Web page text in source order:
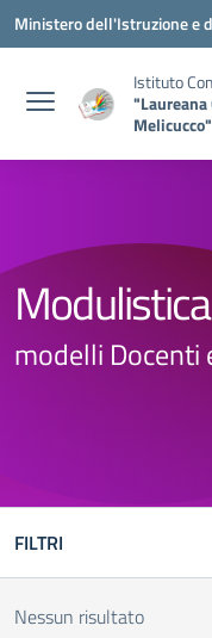
Vai ai contenuti
Vai al menu di navigazione
Vai al footer
Ministero dell'Istruzione e
Istituto
"Laureana
Melicucco"
modelli Docenti
FILTRI
Nessun risultato